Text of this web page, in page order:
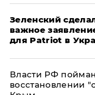
Зеленский
важное
для Patriot в
Власти РФ
восстановлении